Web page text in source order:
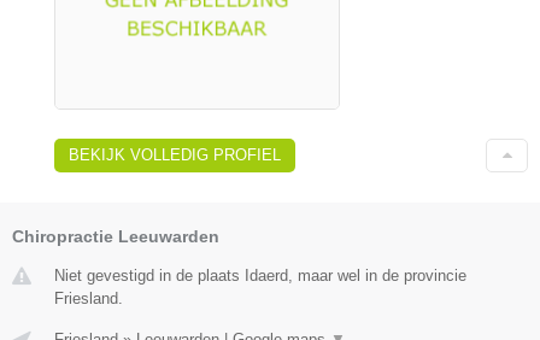
BEKIJK VOLLEDIG PROFIEL
Chiropractie Leeuwarden
Niet gevestigd in de plaats Idaerd, maar wel in de provincie
Friesland.